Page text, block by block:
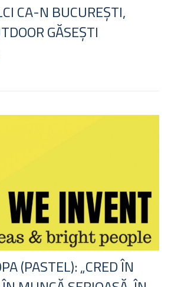
CA-N BUCUREȘTI,
GĂSEȘTI
(PASTEL): „CRED ÎN